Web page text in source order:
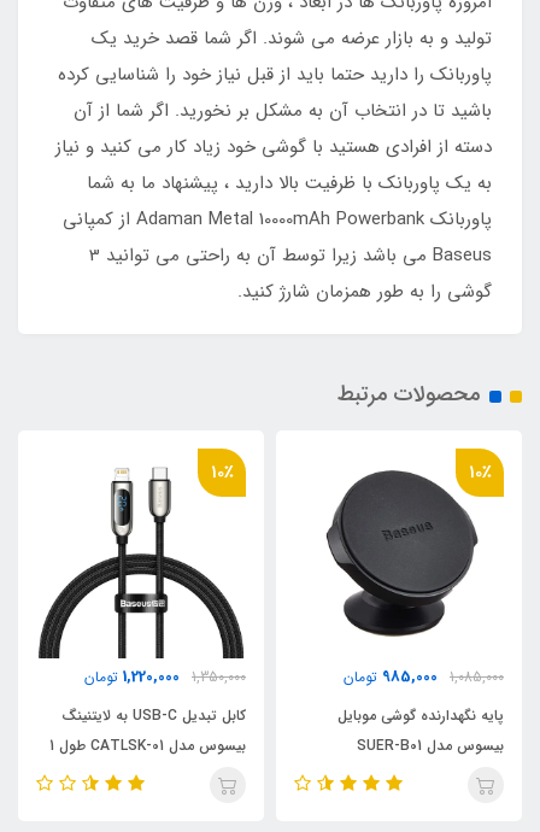
تولید و به بازار عرضه می شوند. اگر شما قصد خرید یک
پاوربانک را دارید حتما باید از قبل نیاز خود را شناسایی کرده
باشید تا در انتخاب آن به مشکل بر نخورید. اگر شما از آن
دسته از افرادی هستید با گوشی خود زیاد کار می کنید و نیاز
به یک پاوربانک با ظرفیت بالا دارید ، پیشنهاد ما به شما
پاوربانک Adaman Metal 10000mAh Powerbank از کمپانی
Baseus می باشد زیرا توسط آن به راحتی می توانید 3
گوشی را به طور همزمان شارژ کنید.
محصولات مرتبط
10٪
1,085,000
985,000 تومان
پایه نگهدارنده گوشی موبایل
بیسوس مدل SUER-B01
10٪
1,350,000
1,220,000 تومان
کابل تبدیل USB-C به لایتنینگ
بیسوس مدل CATLSK-01 طول 1
متر